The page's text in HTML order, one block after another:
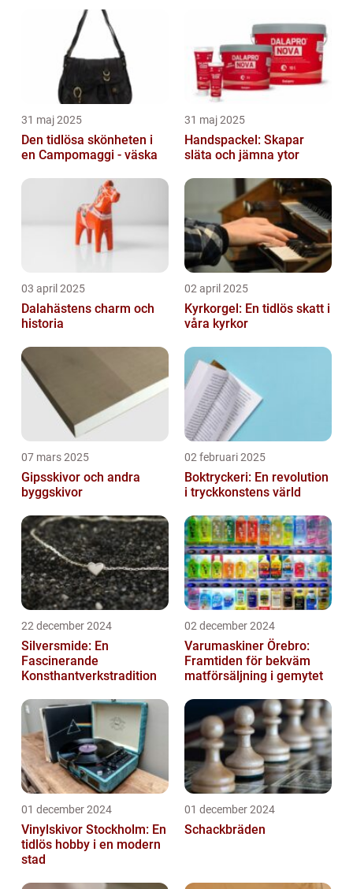
31 maj 2025
Den tidlösa skönheten i
en Campomaggi - väska
31 maj 2025
Handspackel: Skapar
släta och jämna ytor
03 april 2025
Dalahästens charm och
historia
02 april 2025
Kyrkorgel: En tidlös skatt i
våra kyrkor
07 mars 2025
Gipsskivor och andra
byggskivor
02 februari 2025
Boktryckeri: En revolution
i tryckkonstens värld
22 december 2024
Silversmide: En
Fascinerande
Konsthantverkstradition
02 december 2024
Varumaskiner Örebro:
Framtiden för bekväm
matförsäljning i gemytet
01 december 2024
Vinylskivor Stockholm: En
tidlös hobby i en modern
stad
01 december 2024
Schackbräden